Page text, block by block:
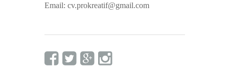
Email: cv.prokreatif@gmail.com